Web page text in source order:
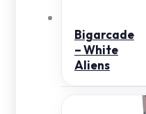
Bigarcade
– White
Aliens